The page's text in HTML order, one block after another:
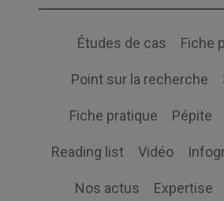
Études de cas Fiche
Point sur la recherche
Fiche pratique Pépite
Reading list Vidéo
Nos actus Expertise